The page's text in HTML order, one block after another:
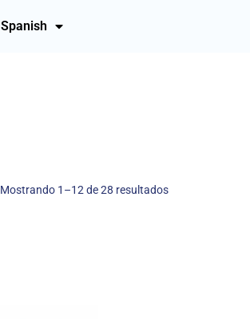
Spanish
Mostrando 1–12 de 28 resultados